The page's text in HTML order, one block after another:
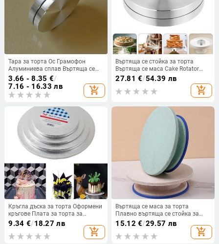
Тара за торта Ос Грамофон
Алуминиева сплав Въртяща се
тава Основа Основа на ротора
Алуминиев лагер Грамофон за
торта
3.66 - 8.35 €/
7.16 - 16.33 лв
add_shopping_cart
Въртяща се стойка за торта
Въртяща се маса Cake Rotator
Base Lager Алуминиева сплав
Въртяща се стойка за торта за
торта Сладкиши Cupcake
27.81 €/54.39 лв
add_shopping_cart
Кръгла дъска за торта Оформени
кръгове Плата за торта за
многократна употреба Поднос за
основа Торта Гофриран картон
Консумативи за декорация на
9.34 €/18.27 лв
add_shopping_cart
Въртяща се маса за торта
Плавно въртяща се стойка за
торта Спиннер Инструменти за
печене Аксесоари Консумативи
за кухня Инструменти за торта
15.12 €/29.57 лв
add_shopping_cart